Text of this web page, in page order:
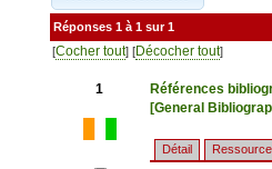
Réponses 1 à 1 sur 1
[Cocher tout] [Décocher tout]
1
Références
[General
Détail